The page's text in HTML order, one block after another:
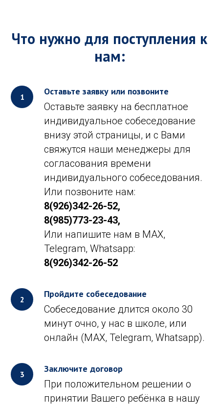
Что нужно для поступления к
нам:
Оставьте заявку или позвоните
Оставьте заявку на бесплатное
индивидуальное собеседование
внизу этой страницы, и с Вами
свяжутся наши менеджеры для
согласования времени
индивидуального собеседования.
Или позвоните нам:
8(926)342-26-52,
8(985)773-23-43,
Или напишите нам в MAX,
Telegram, Whatsapp:
8(926)342-26-52
Пройдите собеседование
Собеседование длится около 30
минут очно, у нас в школе, или
онлайн (MAX, Telegram, Whatsapp).
Заключите договор
При положительном решении о
принятии Вашего ребёнка в нашу